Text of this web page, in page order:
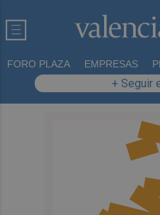
FORO PLAZA EMPRESAS
+ Seguir